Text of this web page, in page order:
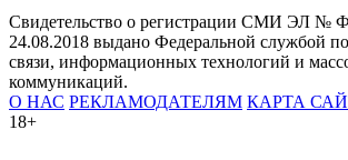
Свидетельство о регистрации СМИ ЭЛ №
24.08.2018 выдано Федеральной службой
связи, информационных технологий и
коммуникаций.
О НАС РЕКЛАМОДАТЕЛЯМ КАРТА
18+